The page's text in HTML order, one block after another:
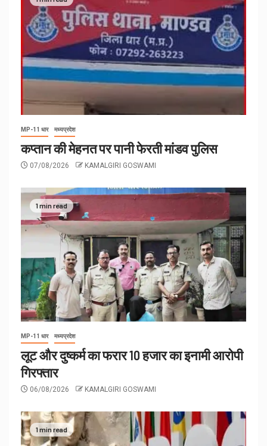
MP-11 धार मध्यप्रदेश
कप्तान की मेहनत पर पानी फेरती मांडव पुलिस
07/08/2026 KAMALGIRI GOSWAMI
1 min read
MP-11 धार मध्यप्रदेश
लूट और दुष्कर्म का फरार 10 हजार का इनामी आरोपी
गिरफ्तार
06/08/2026 KAMALGIRI GOSWAMI
1 min read